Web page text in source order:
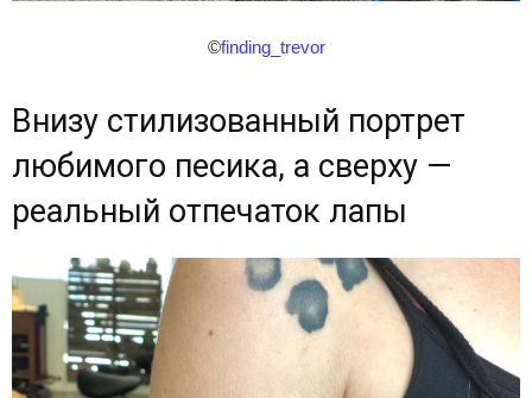
©finding_trevor
Внизу стилизованный портрет
любимого песика, а сверху —
реальный отпечаток лапы